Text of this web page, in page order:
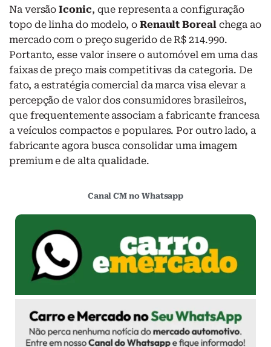
Na versãoIconic, que representa a configuração
topo de linha do modelo, o Renault Boreal chega ao
mercado com o preço sugerido de R$ 214.990.
Portanto, esse valor insere o automóvel em uma das
faixas de preço mais competitivas da categoria. De
fato, a estratégia comercial da marca visa elevar a
percepção de valor dos consumidores brasileiros,
que frequentemente associam a fabricante francesa
a veículos compactos e populares. Por outro lado, a
fabricante agora busca consolidar uma imagem
premium e de alta qualidade.
Canal CM no Whatsapp